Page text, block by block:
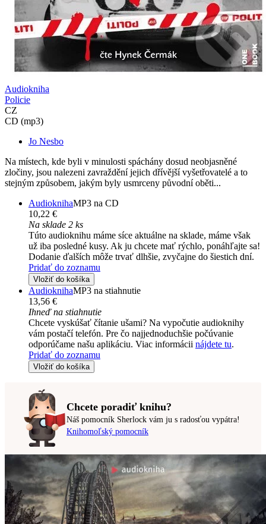
Audiokniha
Policie
CZ
CD (mp3)
Jo Nesbo
Na místech, kde byli v minulosti spáchány dosud neobjasněné
zločiny, jsou nalezeni zavraždění jejich dřívější vyšetřovatelé a to
stejným způsobem, jakým byly usmrceny původní oběti...
AudioknihaMP3 na CD
10,22 €
Na sklade 2 ks
Túto audioknihu máme síce aktuálne na sklade, máme však
už iba posledné kusy. Ak ju chcete mať rýchlo, ponáhľajte sa!
Dodanie ďalších môže trvať dlhšie, zvyčajne do šiestich dní.
Pridať do zoznamu
Vložiť do košíka
AudioknihaMP3 na stiahnutie
13,56 €
Ihneď na stiahnutie
Chcete vyskúšať čítanie ušami? Na vypočutie audioknihy
vám postačí telefón. Pre čo najjednoduchšie počúvanie
odporúčame našu aplikáciu. Viac informácii nájdete tu.
Pridať do zoznamu
Vložiť do košíka
Chcete poradiť knihu?
Náš pomocník Sherlock vám ju s radosťou vypátra!
Knihomoľský pomocník